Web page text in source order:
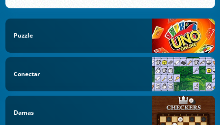
Puzzle
Conectar
Damas